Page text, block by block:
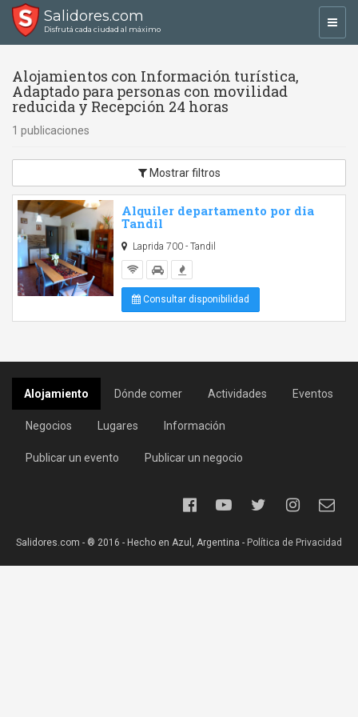
Salidores.com
Disfrutá cada ciudad al máximo
Alojamientos con Información turística,
Adaptado para personas con movilidad
reducida y Recepción 24 horas
1 publicaciones
Mostrar filtros
Alquiler departamento por dia
Tandil
Laprida 700 - Tandil
Consultar disponibilidad
Alojamiento Dónde comer Actividades Eventos
Negocios Lugares Información
Publicar un evento Publicar un negocio
Salidores.com - ® 2016 - Hecho en Azul, Argentina - Política de Privacidad